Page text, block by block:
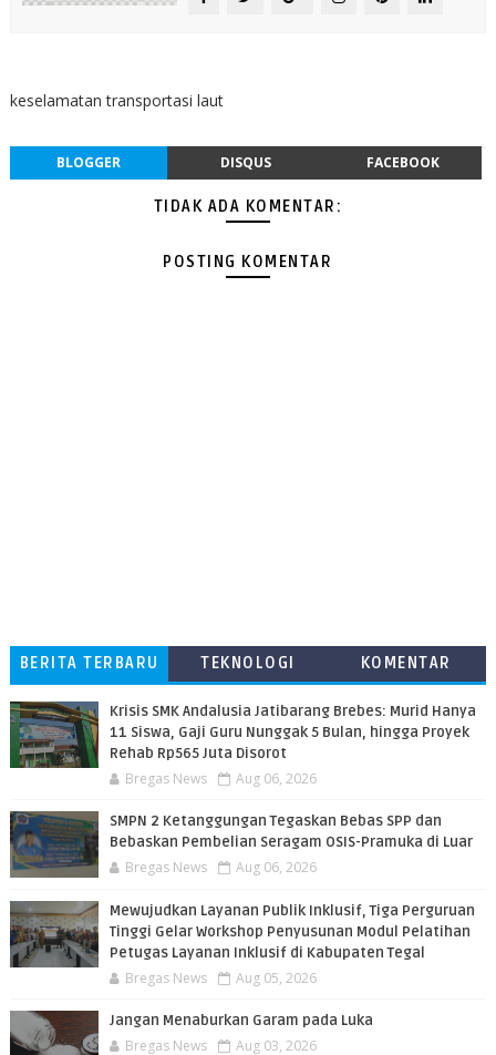
keselamatan transportasi laut
BLOGGER DISQUS FACEBOOK
TIDAK ADA KOMENTAR:
POSTING KOMENTAR
BERITA TERBARU TEKNOLOGI
KOMENTAR
Krisis SMK Andalusia Jatibarang Brebes: Murid Hanya
11 Siswa, Gaji Guru Nunggak 5 Bulan, hingga Proyek
Rehab Rp565 Juta Disorot
Bregas News Aug 06, 2026
SMPN 2 Ketanggungan Tegaskan Bebas SPP dan
Bebaskan Pembelian Seragam OSIS-Pramuka di Luar
Bregas News Aug 06, 2026
​Mewujudkan Layanan Publik Inklusif, Tiga Perguruan
Tinggi Gelar Workshop Penyusunan Modul Pelatihan
Petugas Layanan Inklusif di Kabupaten Tegal
Bregas News Aug 05, 2026
Jangan Menaburkan Garam pada Luka
Bregas News Aug 03, 2026